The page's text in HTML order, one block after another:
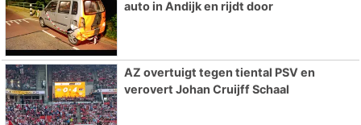
auto in Andijk en rijdt door
AZ overtuigt tegen tiental PSV en
verovert Johan Cruijff Schaal